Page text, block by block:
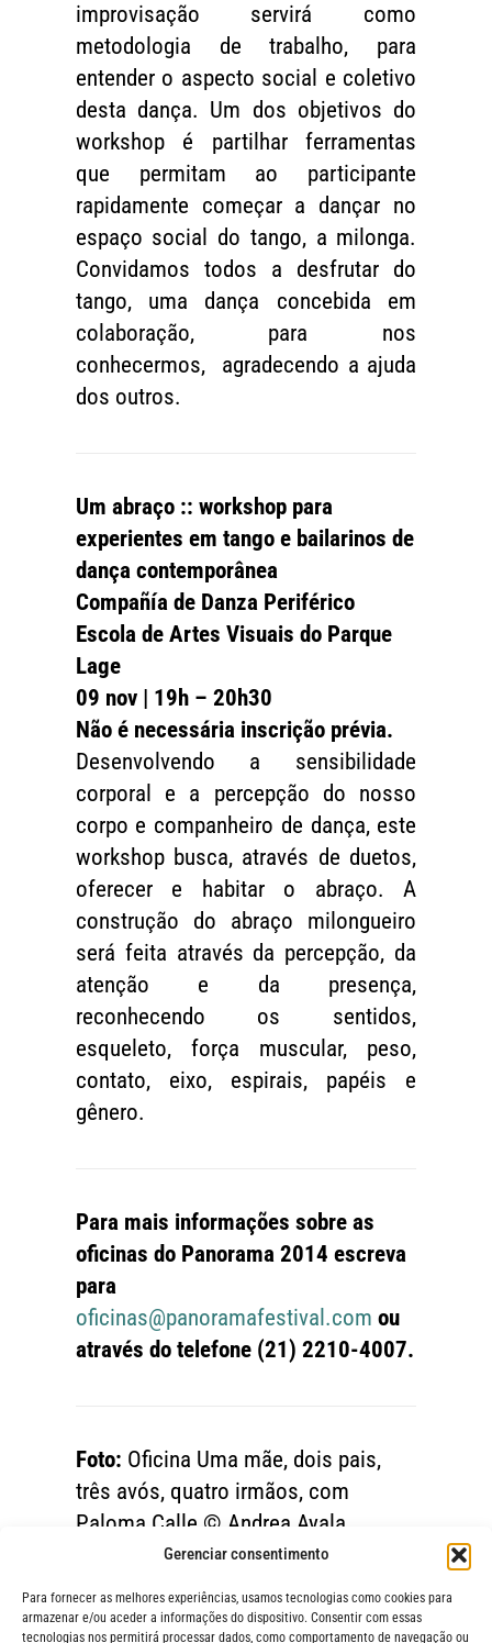
Gerenciar consentimento
Para fornecer as melhores experiências, usamos tecnologias como cookies para
armazenar e/ou aceder a informações do dispositivo. Consentir com essas
tecnologias nos permitirá processar dados, como comportamento de navegação ou
improvisação servirá como
metodologia de trabalho, para
entender o aspecto social e coletivo
desta dança. Um dos objetivos do
workshop é partilhar ferramentas
que permitam ao participante
rapidamente começar a dançar no
espaço social do tango, a milonga.
Convidamos todos a desfrutar do
tango, uma dança concebida em
colaboração, para nos
conhecermos, agradecendo a ajuda
dos outros.
Um abraço :: workshop para
experientes em tango e bailarinos de
dança contemporânea
Compañía de Danza Periférico
Escola de Artes Visuais do Parque
Lage
09 nov | 19h – 20h30
Não é necessária inscrição prévia.
Desenvolvendo a sensibilidade
corporal e a percepção do nosso
corpo e companheiro de dança, este
workshop busca, através de duetos,
oferecer e habitar o abraço. A
construção do abraço milongueiro
será feita através da percepção, da
atenção e da presença,
reconhecendo os sentidos,
esqueleto, força muscular, peso,
contato, eixo, espirais, papéis e
gênero.
Para mais informações sobre as
oficinas do Panorama 2014 escreva
para
oficinas@panoramafestival.com ou
através do telefone (21) 2210-4007.
Foto: Oficina Uma mãe, dois pais,
três avós, quatro irmãos, com
Paloma Calle © Andrea Ayala